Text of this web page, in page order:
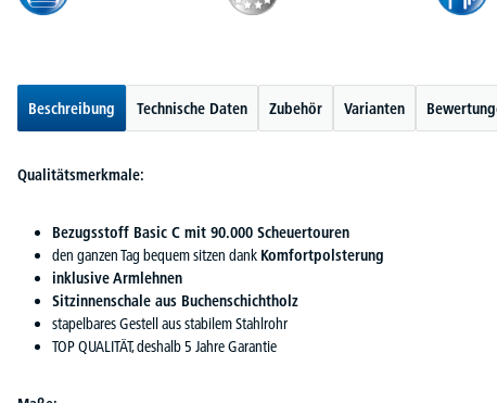
Beschreibung Technische Daten Zubehör Varianten
Qualitätsmerkmale:
Bezugsstoff Basic C mit 90.000 Scheuertouren
den ganzen Tag bequem sitzen dank Komfortpolsterung
inklusive Armlehnen
Sitzinnenschale aus Buchenschichtholz
stapelbares Gestell aus stabilem Stahlrohr
TOP QUALITÄT, deshalb 5 Jahre Garantie